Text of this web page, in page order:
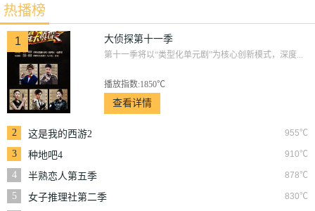
热播榜
1 大侦探第十一季
第十一季将以“类型化单元剧”为核心创新模式，深度...
播放指数:1850℃
查看详情
2 955℃
这是我的西游2
3
910℃
种地吧4
4
878℃
半熟恋人第五季
5
830℃
女子推理社第二季